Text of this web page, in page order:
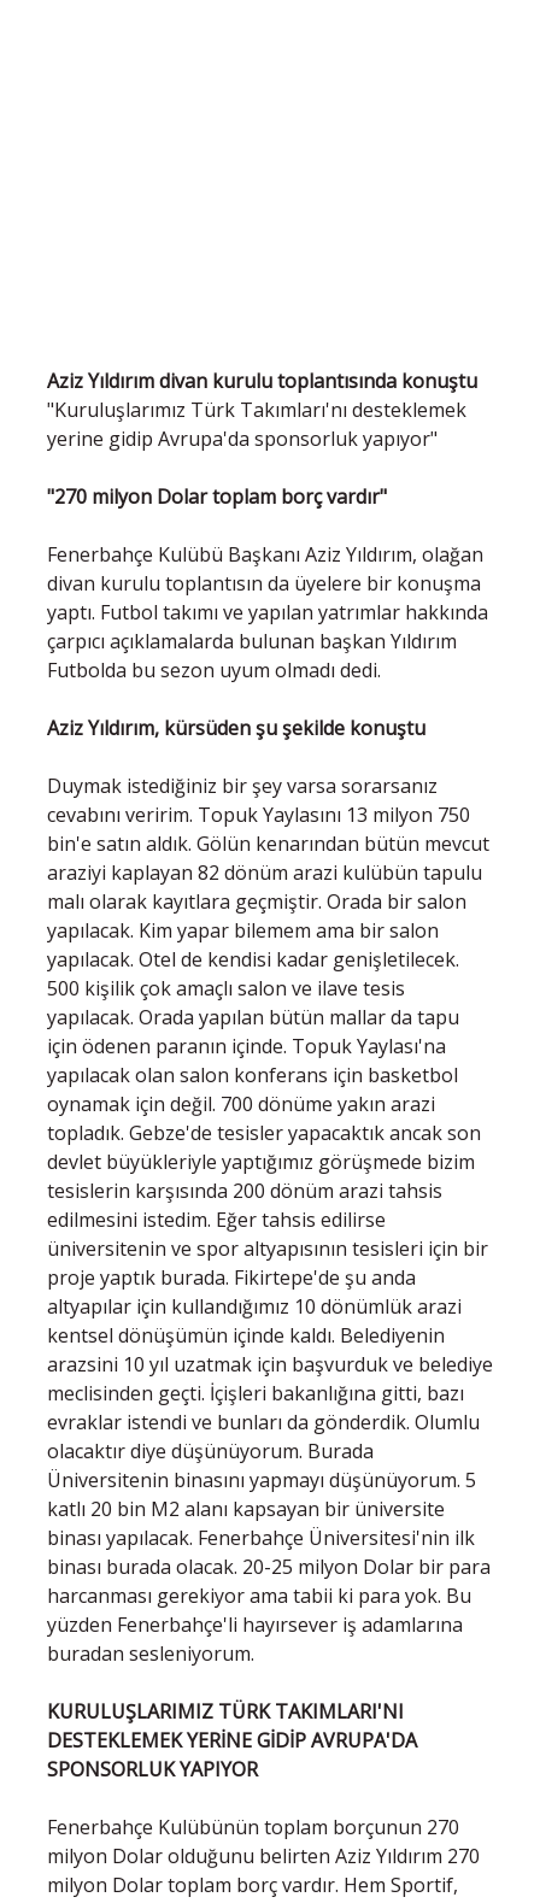
Aziz Yıldırım divan kurulu toplantısında konuştu
"Kuruluşlarımız Türk Takımları'nı desteklemek
yerine gidip Avrupa'da sponsorluk yapıyor"
"270 milyon Dolar toplam borç vardır"
Fenerbahçe Kulübü Başkanı Aziz Yıldırım, olağan
divan kurulu toplantısın da üyelere bir konuşma
yaptı. Futbol takımı ve yapılan yatrımlar hakkında
çarpıcı açıklamalarda bulunan başkan Yıldırım
Futbolda bu sezon uyum olmadı dedi.
Aziz Yıldırım, kürsüden şu şekilde konuştu
Duymak istediğiniz bir şey varsa sorarsanız
cevabını veririm. Topuk Yaylasını 13 milyon 750
bin'e satın aldık. Gölün kenarından bütün mevcut
araziyi kaplayan 82 dönüm arazi kulübün tapulu
malı olarak kayıtlara geçmiştir. Orada bir salon
yapılacak. Kim yapar bilemem ama bir salon
yapılacak. Otel de kendisi kadar genişletilecek.
500 kişilik çok amaçlı salon ve ilave tesis
yapılacak. Orada yapılan bütün mallar da tapu
için ödenen paranın içinde. Topuk Yaylası'na
yapılacak olan salon konferans için basketbol
oynamak için değil. 700 dönüme yakın arazi
topladık. Gebze'de tesisler yapacaktık ancak son
devlet büyükleriyle yaptığımız görüşmede bizim
tesislerin karşısında 200 dönüm arazi tahsis
edilmesini istedim. Eğer tahsis edilirse
üniversitenin ve spor altyapısının tesisleri için bir
proje yaptık burada. Fikirtepe'de şu anda
altyapılar için kullandığımız 10 dönümlük arazi
kentsel dönüşümün içinde kaldı. Belediyenin
arazsini 10 yıl uzatmak için başvurduk ve belediye
meclisinden geçti. İçişleri bakanlığına gitti, bazı
evraklar istendi ve bunları da gönderdik. Olumlu
olacaktır diye düşünüyorum. Burada
Üniversitenin binasını yapmayı düşünüyorum. 5
katlı 20 bin M2 alanı kapsayan bir üniversite
binası yapılacak. Fenerbahçe Üniversitesi'nin ilk
binası burada olacak. 20-25 milyon Dolar bir para
harcanması gerekiyor ama tabii ki para yok. Bu
yüzden Fenerbahçe'li hayırsever iş adamlarına
buradan sesleniyorum.
KURULUŞLARIMIZ TÜRK TAKIMLARI'NI
DESTEKLEMEK YERİNE GİDİP AVRUPA'DA
SPONSORLUK YAPIYOR
Fenerbahçe Kulübünün toplam borçunun 270
milyon Dolar olduğunu belirten Aziz Yıldırım 270
milyon Dolar toplam borç vardır. Hem Sportif,